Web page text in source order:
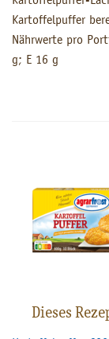
Kartoffelpuffer
Nährwerte pro
g; E 16 g
Dieses